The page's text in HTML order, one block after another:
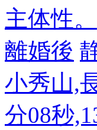
主体性。
離婚後
小秀山,
分08秒